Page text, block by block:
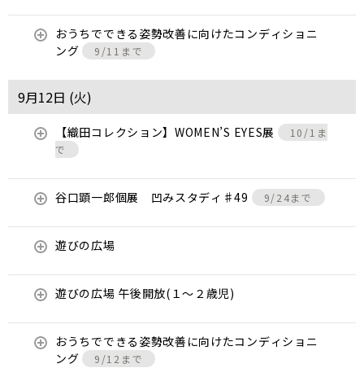
おうちでできる姿勢改善に向けたコンディショニ
ング
9/11まで
9月12日 (火)
【織田コレクション】WOMEN’S EYES展
10/1ま
で
谷口顕一郎個展 凹みスタディ♯49 9/24まで
遊びの広場
遊びの広場 午後開放(１～２歳児)
おうちでできる姿勢改善に向けたコンディショニ
ング
9/12まで